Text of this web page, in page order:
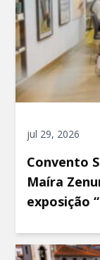
jul 29, 2026
Convento
Maíra
exposição